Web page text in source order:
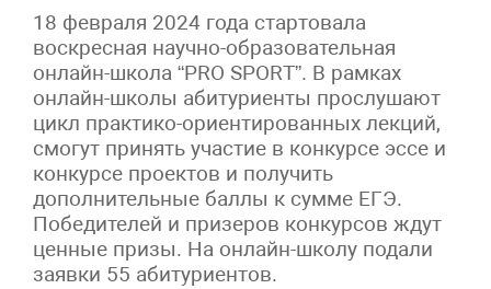
18 февраля 2024 года стартовала
воскресная научно-образовательная
онлайн-школа “PRO SPORT”. В рамках
онлайн-школы абитуриенты прослушают
цикл практико-ориентированных лекций,
смогут принять участие в конкурсе эссе и
конкурсе проектов и получить
дополнительные баллы к сумме ЕГЭ.
Победителей и призеров конкурсов ждут
ценные призы. На онлайн-школу подали
заявки 55 абитуриентов.